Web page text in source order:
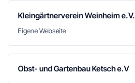
Kleingärtnerverein Weinheim e.V.
Eigene Webseite
Obst- und Gartenbau Ketsch e.V